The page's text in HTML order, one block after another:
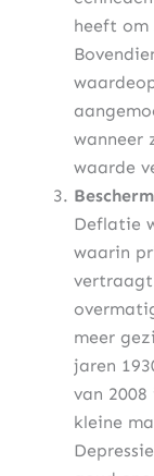
heeft om
wanneer
waarde
Deflatie
waarin
meer
jaren
van 2008
kleine